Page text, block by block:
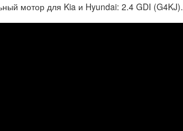
мотор для Kia и Hyundai: 2.4 GDI